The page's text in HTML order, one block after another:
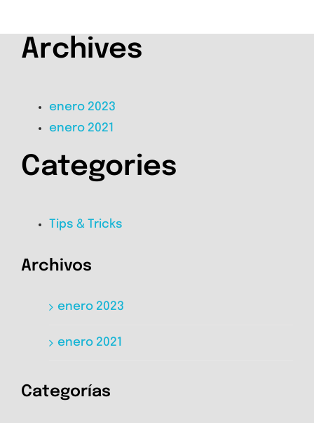
Archives
enero 2023
enero 2021
Categories
Tips & Tricks
Archivos
enero 2023
enero 2021
Categorías